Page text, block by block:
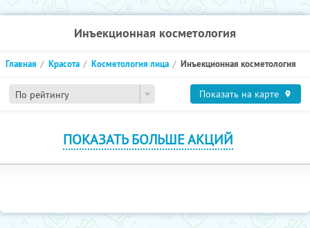
Инъекционная косметология
По рейтингу
Главная Красота Косметология лица Инъекционная косметология
Показать на карте
ПОКАЗАТЬ БОЛЬШЕ АКЦИЙ